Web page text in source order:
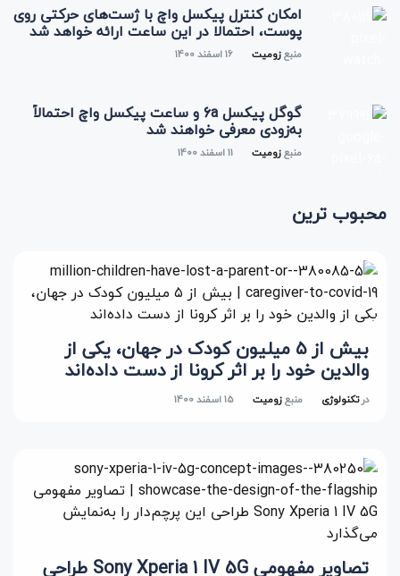
امکان کنترل پیکسل واچ با ژست‌های حرکتی روی
پوست، احتمالا در این ساعت ارائه خواهد شد
منبعزومیت 16 اسفند 1400
گوگل پیکسل 6a و ساعت پیکسل واچ احتمالاً
به‌زودی معرفی خواهند شد
منبعزومیت 11 اسفند 1400
محبوب ترین
بیش از ۵ میلیون کودک در جهان، یکی از
والدین خود را بر اثر کرونا از دست داده‌اند
درتکنولوژی منبعزومیت 15 اسفند 1400
تصاویر مفهومی Sony Xperia 1 IV 5G طراحی